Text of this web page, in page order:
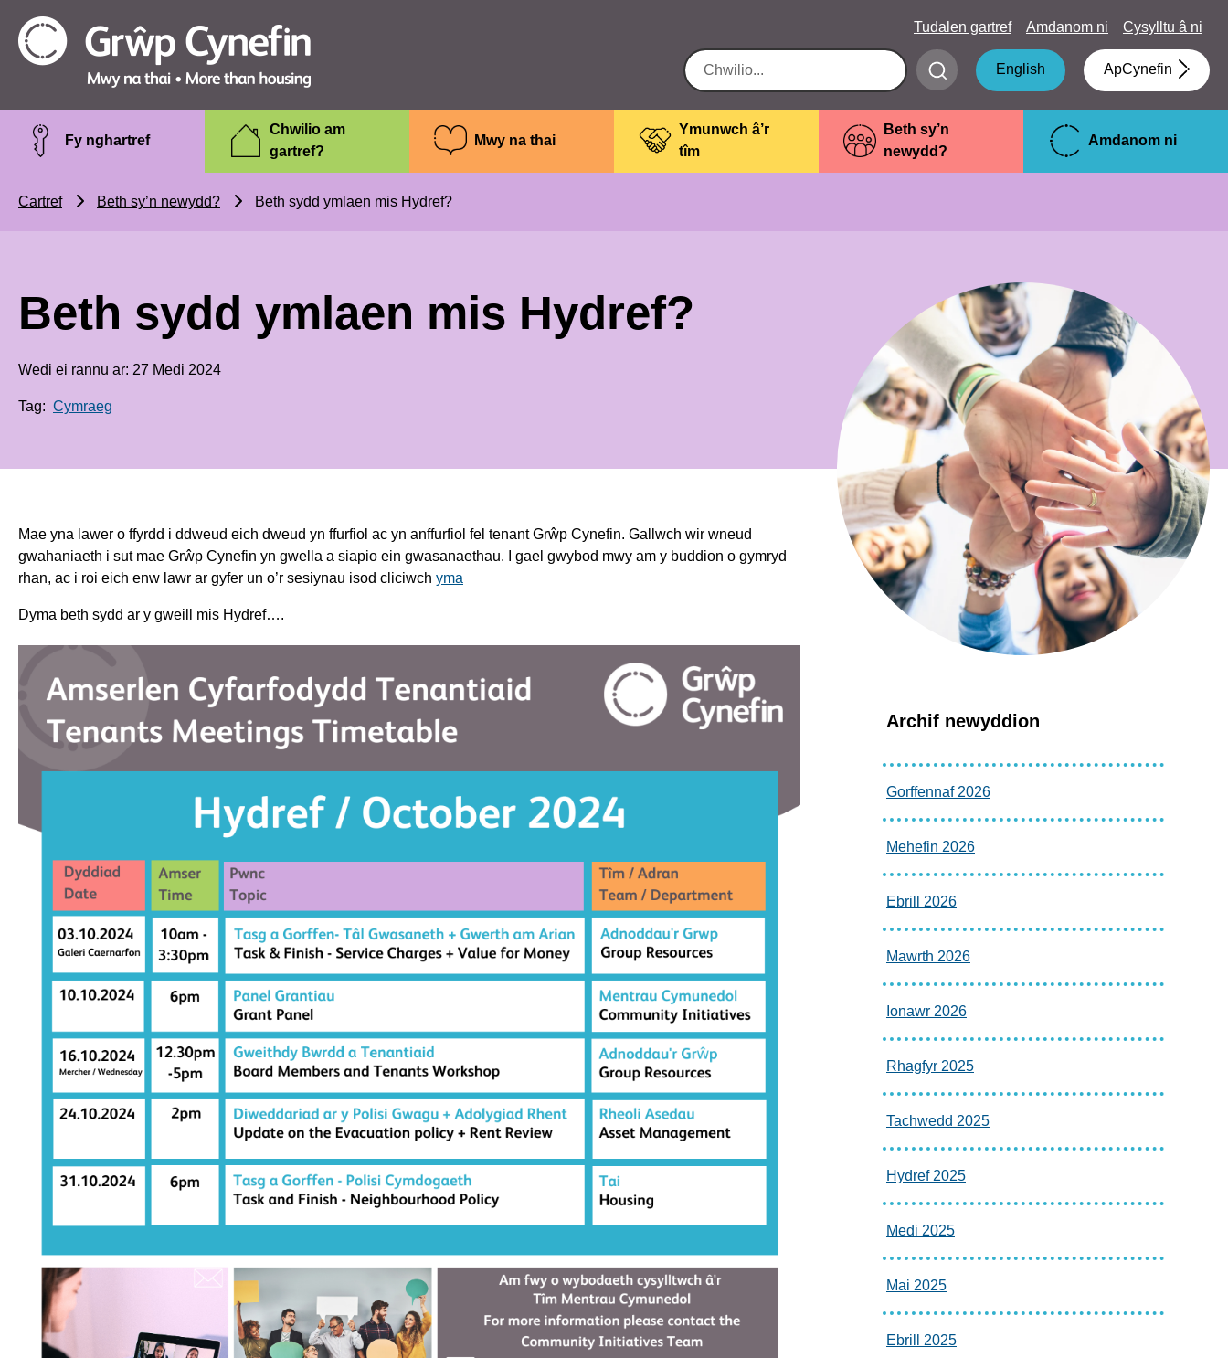
Grŵp
Cynefin
Tudalen gartref Amdanom ni Cysylltu â ni
Submit
search
English ApCynefin
Fy nghartref
Chwilio am
gartref?
Mwy na thai
Ymunwch â’r
tîm
Beth sy’n
newydd?
Amdanom ni
Cartref Beth sy’n newydd? Beth sydd ymlaen mis Hydref?
Beth sydd ymlaen mis Hydref?
Wedi ei rannu ar: 27 Medi 2024
Tag: Cymraeg
Mae yna lawer o ffyrdd i ddweud eich dweud yn ffurfiol ac yn anffurfiol fel tenant Grŵp Cynefin. Gallwch wir wneud
gwahaniaeth i sut mae Grŵp Cynefin yn gwella a siapio ein gwasanaethau. I gael gwybod mwy am y buddion o gymryd
rhan, ac i roi eich enw lawr ar gyfer un o’r sesiynau isod cliciwch yma
Dyma beth sydd ar y gweill mis Hydref….
Archif newyddion
Gorffennaf 2026
Mehefin 2026
Ebrill 2026
Mawrth 2026
Ionawr 2026
Rhagfyr 2025
Tachwedd 2025
Hydref 2025
Medi 2025
Mai 2025
Ebrill 2025